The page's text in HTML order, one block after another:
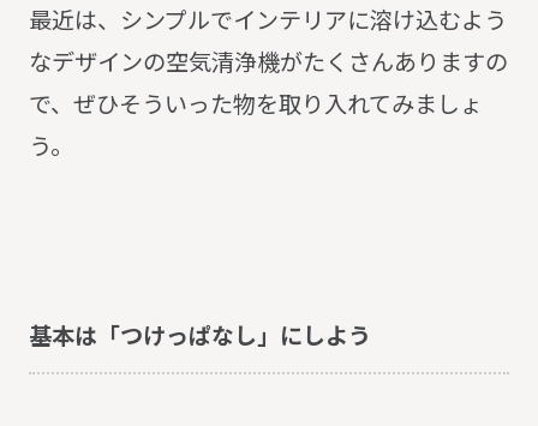
最近は、シンプルでインテリアに溶け込むよう
なデザインの空気清浄機がたくさんありますの
で、ぜひそういった物を取り入れてみましょ
う。
基本は「つけっぱなし」にしよう